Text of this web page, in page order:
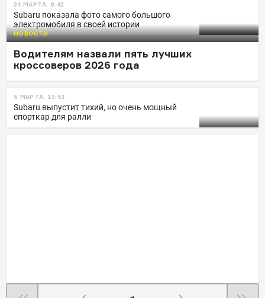
24 МАРТА, 8:42
Subaru показала фото самого большого
электромобиля в своей истории
НОВОСТИ
Водителям назвали пять лучших
кроссоверов 2026 года
5 МАРТА, 13:51
Subaru выпустит тихий, но очень мощный
спорткар для ралли